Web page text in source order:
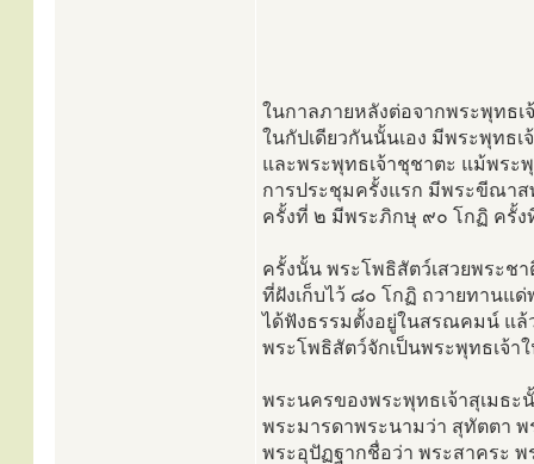
ในกาลภายหลังต่อจากพระพุทธ
ในกัปเดียวกันนั้นเอง มีพระพุทธเ
และพระพุทธเจ้าชุชาตะ แม้พระ
การประชุมครั้งแรก มีพระขีณา
ครั้งที่ ๒ มีพระภิกษุ ๙๐ โกฏิ ครั้
ครั้งนั้น พระโพธิสัตว์เสวยพระช
ที่ฝังเก็บไว้ ๘๐ โกฏิ ถวายทานแ
ได้ฟังธรรมตั้งอยู่ในสรณคมน์ แ
พระโพธิสัตว์จักเป็นพระพุทธเจ้า
พระนครของพระพุทธเจ้าสุเมธ
พระมารดาพระนามว่า สุทัตตา
พระอุปัฏฐากชื่อว่า พระสาคระ พ